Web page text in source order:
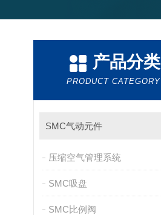
产品分类
PRODUCT CATEGORY
SMC气动元件
压缩空气管理系统
SMC吸盘
SMC比例阀